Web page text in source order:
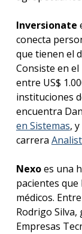
Inversionate
conecta
que tienen el
Consiste en
entre US$
instituciones
encuentra
en Sistemas,
carrera
Nexoes una
pacientes
médicos.
Rodrigo Silva,
Empresas